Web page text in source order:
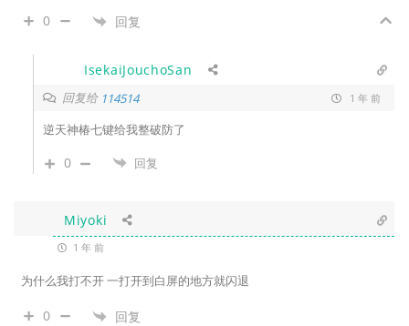
0 回复
IsekaiJouchoSan
回复给 114514 1 年 前
逆天神椿七键给我整破防了
0 回复
Miyoki
1 年 前
为什么我打不开 一打开到白屏的地方就闪退
0 回复